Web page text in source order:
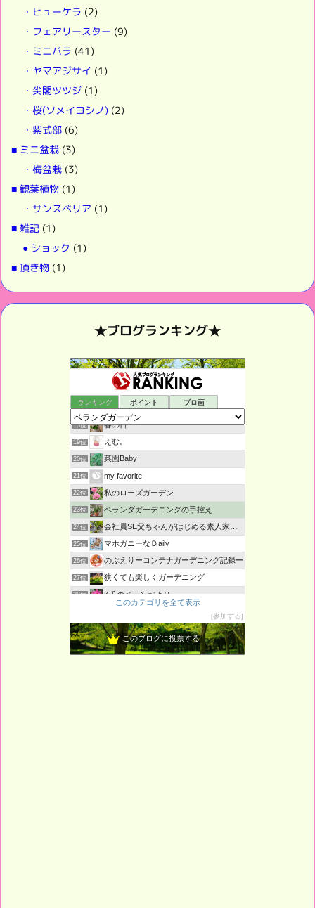
・ヒューケラ (2)
・フェアリースター (9)
・ミニバラ (41)
・ヤマアジサイ (1)
・尖閣ツツジ (1)
・桜(ソメイヨシノ) (2)
・紫式部 (6)
■ ミニ盆栽 (3)
・梅盆栽 (3)
■ 観葉植物 (1)
・サンスベリア (1)
■ 雑記 (1)
● ショック (1)
■ 頂き物 (1)
★ブログランキング★
ランキング ポイント ブロ画
グリーン生活記録
17位 日航ジャンボ墜落事故と天皇の秘密
18位 春の日
19位 えむ。
20位 菜園Baby
21位 my favorite
22位 私のローズガーデン
23位 ベランダガーデニングの手控え
24位 会社員SE父ちゃんがはじめる素人家庭菜園日記
25位 マホガニーなＤaily
26位 のぶえりーコンテナガーデニング記録ー
27位 狭くても楽しくガーデニング
28位 K氏のベランだより
〜ベランダガーデニングの始め方〜
30位 くろねこさんち
このカテゴリを全て表示
参加する
このブログに投票する